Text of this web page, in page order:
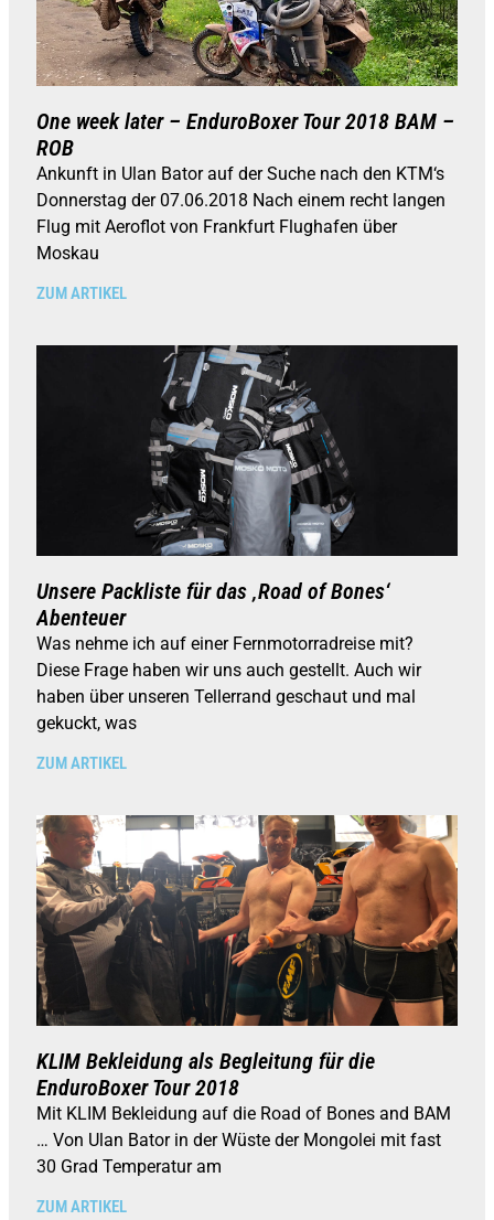
One week later – EnduroBoxer Tour 2018 BAM –
ROB
Ankunft in Ulan Bator auf der Suche nach den KTM‘s
Donnerstag der 07.06.2018 Nach einem recht langen
Flug mit Aeroflot von Frankfurt Flughafen über
Moskau
ZUM ARTIKEL
Unsere Packliste für das ‚Road of Bones‘
Abenteuer
Was nehme ich auf einer Fernmotorradreise mit?
Diese Frage haben wir uns auch gestellt. Auch wir
haben über unseren Tellerrand geschaut und mal
gekuckt, was
ZUM ARTIKEL
KLIM Bekleidung als Begleitung für die
EnduroBoxer Tour 2018
Mit KLIM Bekleidung auf die Road of Bones and BAM
… Von Ulan Bator in der Wüste der Mongolei mit fast
30 Grad Temperatur am
ZUM ARTIKEL